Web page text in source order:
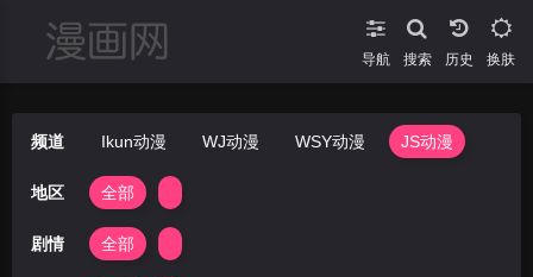
导航 搜索 换肤
频道 Ikun动漫 WJ动漫 WSY动漫 JS动漫
地区 全部
剧情 全部